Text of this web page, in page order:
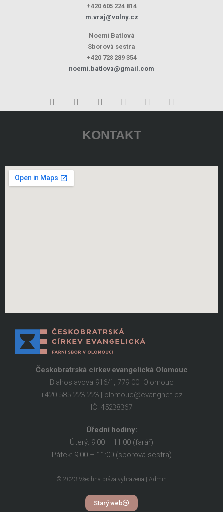
+420 605 224 814
m.vraj@volny.cz
Noemi Batlová
Sborová sestra
+420 728 289 354
noemi.batlova@gmail.com
KONTAKT
Českobratrská církev evangelická Olomouc
Blahoslavova 916/1, 779 00 Olomouc
+420 585 223 223 | olomouc@evangnet.cz
IČ: 45238367
Úřední hodiny:
Úterý: 9:00 – 11:00 (farář)
Pátek: 9:00 – 11:00 (sborová sestra)
© 2023 Všechna práva vyhrazena | Admin
Starý web